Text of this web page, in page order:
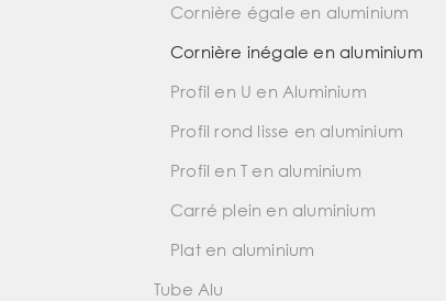
Cornière égale en aluminium
Cornière inégale en aluminium
Profil en U en Aluminium
Profil rond lisse en aluminium
Profil en T en aluminium
Carré plein en aluminium
Plat en aluminium
Tube Alu